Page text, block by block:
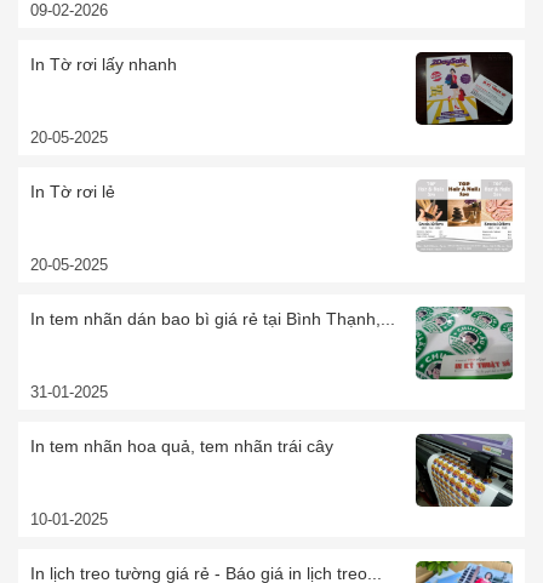
09-02-2026
In Tờ rơi lấy nhanh
20-05-2025
In Tờ rơi lẻ
20-05-2025
In tem nhãn dán bao bì giá rẻ tại Bình Thạnh,...
31-01-2025
In tem nhãn hoa quả, tem nhãn trái cây
10-01-2025
In lịch treo tường giá rẻ - Báo giá in lịch treo...